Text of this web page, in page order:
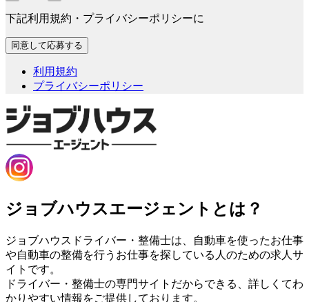
下記利用規約・プライバシーポリシーに
利用規約
プライバシーポリシー
ジョブハウスエージェントとは？
ジョブハウスドライバー・整備士は、自動車を使ったお仕事
や自動車の整備を行うお仕事を探している人のための求人サ
イトです。
ドライバー・整備士の専門サイトだからできる、詳しくてわ
かりやすい情報をご提供しております。